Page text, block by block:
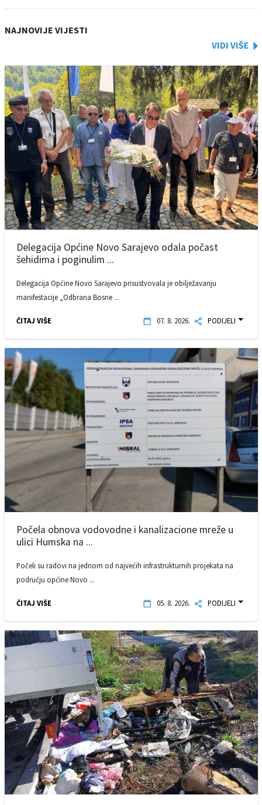
NAJNOVIJE VIJESTI
Delegacija Općine Novo Sarajevo odala počast
šehidima i poginulim ...
Delegacija Općine Novo Sarajevo prisustvovala je obilježavanju
manifestacije „Odbrana Bosne ...
ČITAJ VIŠE 07. 8. 2026. PODIJELI
Počela obnova vodovodne i kanalizacione mreže u
ulici Humska na ...
Počeli su radovi na jednom od najvećih infrastrukturnih projekata na
području općine Novo ...
ČITAJ VIŠE 05. 8. 2026. PODIJELI